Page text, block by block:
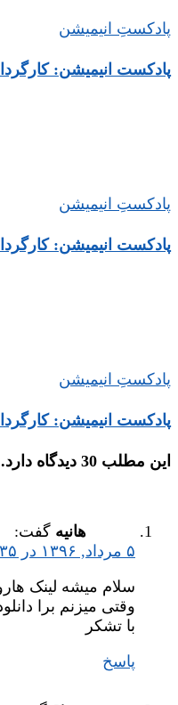
پادکستِ انیمیشن
پادکست انیمیشن:
پادکستِ انیمیشن
پادکست انیمیشن:
پادکستِ انیمیشن
پادکست انیمیشن:
این مطلب 30 دیدگاه دارد.
هانیه گفت:
۵ مرداد, ۱۳۹۶ در ۱۱:۳۵ ق٫ظ
سلام میشه لینک
وقتی میزنم برا
با تشکر
پاسخ